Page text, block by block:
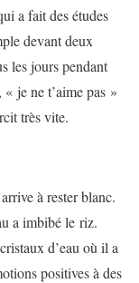
a fait des études
devant deux
les jours pendant
je ne t’aime pas »
très vite.
à rester blanc.
a imbibé le riz.
d’eau où il a
positives à des